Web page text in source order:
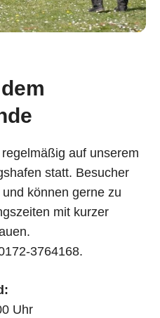
auf unserem
statt. Besucher
können gerne zu
mit kurzer
3764168.
Uhr